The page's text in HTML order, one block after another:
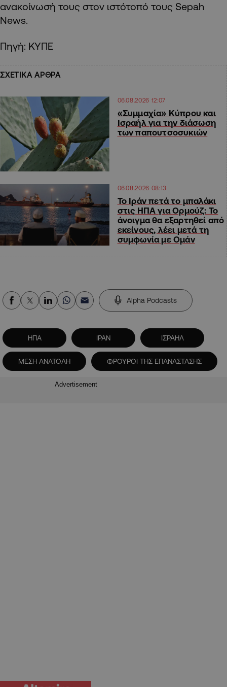
ανακοίνωσή τους στον ιστότοπό τους Sepah
News.
Πηγή: ΚΥΠΕ
ΣΧΕΤΙΚΑ ΑΡΘΡΑ
06.08.2026 12:07
«Συμμαχία» Κύπρου και
Ισραήλ για την διάσωση
των παπουτσοσυκιών
06.08.2026 08:13
Το Ιράν πετά το μπαλάκι
στις ΗΠΑ για Ορμούζ: Το
άνοιγμα θα εξαρτηθεί από
εκείνους, λέει μετά τη
συμφωνία με Ομάν
Alpha Podcasts
ΗΠΑ ΙΡΑΝ ΙΣΡΑΗΛ
ΜΕΣΗ ΑΝΑΤΟΛΗ ΦΡΟΥΡΟΙ ΤΗΣ ΕΠΑΝΑΣΤΑΣΗΣ
Advertisement